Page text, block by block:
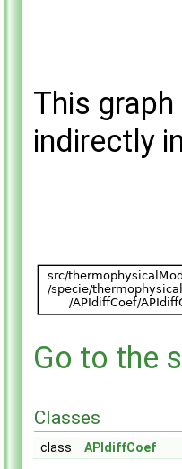
This
indirectly
Go to the
Classes
class APIdiffCoef